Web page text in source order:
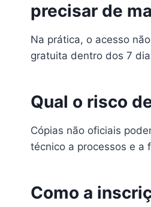
precisar de
Na prática, o acesso
gratuita dentro dos 7
Qual o risco
Cópias não oficiais
técnico a processos e a
Como a